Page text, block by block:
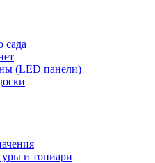
сада
(LED панели)
и топиари